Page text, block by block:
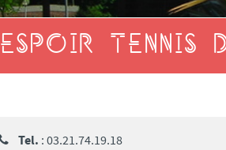
ESPOIR TENNIS
Tel. : 03.21.74.19.18